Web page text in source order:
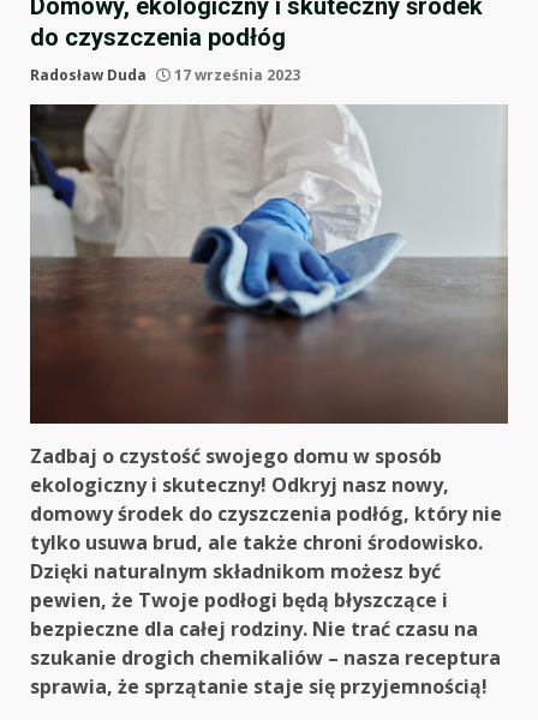
Domowy, ekologiczny i skuteczny środek
do czyszczenia podłóg
Radosław Duda 17 września 2023
Zadbaj o czystość swojego domu w sposób
ekologiczny i skuteczny! Odkryj nasz nowy,
domowy środek do czyszczenia podłóg, który nie
tylko usuwa brud, ale także chroni środowisko.
Dzięki naturalnym składnikom możesz być
pewien, że Twoje podłogi będą błyszczące i
bezpieczne dla całej rodziny. Nie trać czasu na
szukanie drogich chemikaliów – nasza receptura
sprawia, że sprzątanie staje się przyjemnością!